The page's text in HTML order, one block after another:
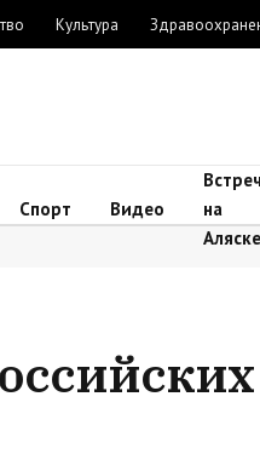
Культура
Спорт Видео
на
Аляске